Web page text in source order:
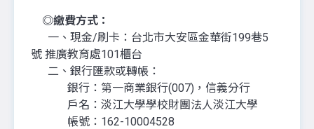
◎繳費方式：
一、現金/刷卡：台北市大安區金華街199巷5
號 推廣教育處101櫃台
二、銀行匯款或轉帳：
銀行：第一商業銀行(007)，信義分行
戶名：淡江大學學校財團法人淡江大學
帳號：162-10004528